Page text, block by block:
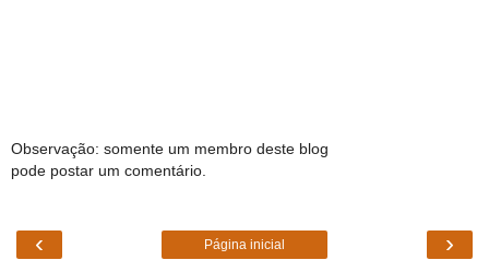
Observação: somente um membro deste blog
pode postar um comentário.
‹ ›
Página inicial